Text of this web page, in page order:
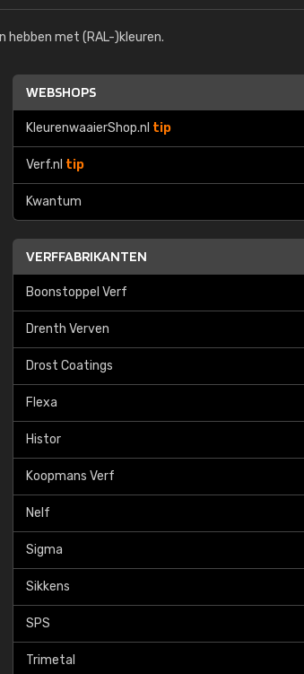
hebben met (RAL-)kleuren.
WEBSHOPS
KleurenwaaierShop.nl tip
Verf.nl tip
Kwantum
VERFFABRIKANTEN
Boonstoppel Verf
Drenth Verven
Drost Coatings
Flexa
Histor
Koopmans Verf
Nelf
Sigma
Sikkens
SPS
Trimetal
RAL K7 op waterbasis
Meer info / bestellen